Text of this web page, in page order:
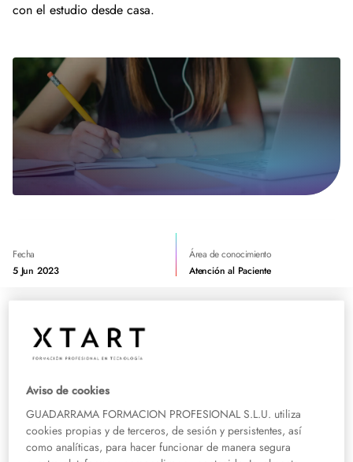
con el estudio desde casa.
Fecha
5 Jun 2023
Área de conocimiento
Atención al Paciente
No todos los alumnos presentan las mismas circunstancias, ni tienen los
mismos gustos e intereses. Aunque hay estudiantes que optan por la
decantan por la flexibilidad que ofrece la FP semipresencial, que combina la
En otras ocasiones, la modalidad elegida es a distancia, que permite realizar
todo el ciclo formativo de manera online. Y dentro de esta última, para dar
Aviso de cookies
GUADARRAMA FORMACION PROFESIONAL S.L.U. utiliza
cookies propias y de terceros, de sesión y persistentes, así
como analíticas, para hacer funcionar de manera segura